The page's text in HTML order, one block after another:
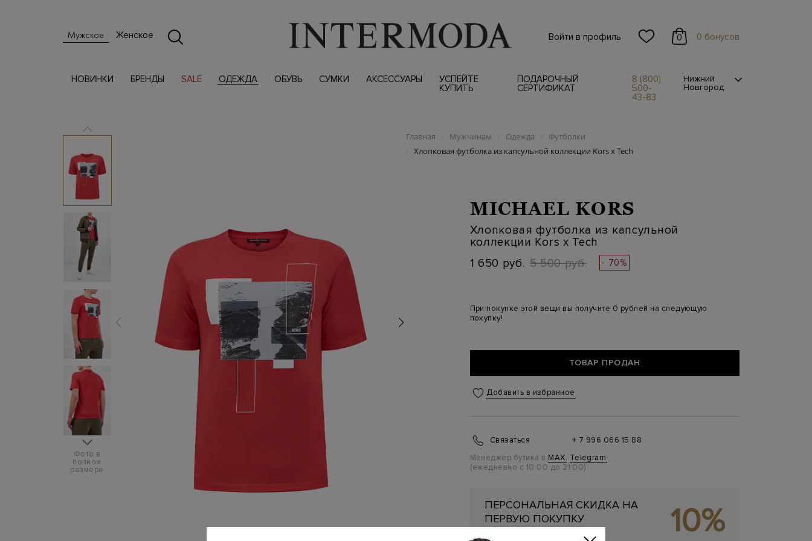
Мужское Женское Войти в профиль 0 0 бонусов
НОВИНКИ БРЕНДЫ SALE ОДЕЖДА ОБУВЬ СУМКИ АКСЕССУАРЫ
УСПЕЙТЕ
КУПИТЬ
ПОДАРОЧНЫЙ
СЕРТИФИКАТ
8 (800)
500-
43-83
Нижний
Новгород
Фото в
полном
размере
Главная / Мужчинам / Одежда / Футболки
/ Хлопковая футболка из капсульной коллекции Kors x Tech
MICHAEL KORS
Хлопковая футболка из капсульной
коллекции Kors x Tech
1 650 руб. 5 500 руб. - 70%
При покупке этой вещи вы получите 0 рублей на следующую
покупку!
ТОВАР ПРОДАН
Добавить в избранное
Связаться
+ 7 996 066 15 88
Менеджер бутика в MAX, Telegram
(ежедневно с 10:00 до 21:00)
ПЕРСОНАЛЬНАЯ СКИДКА НА
ПЕРВУЮ ПОКУПКУ
Подробнее 10%